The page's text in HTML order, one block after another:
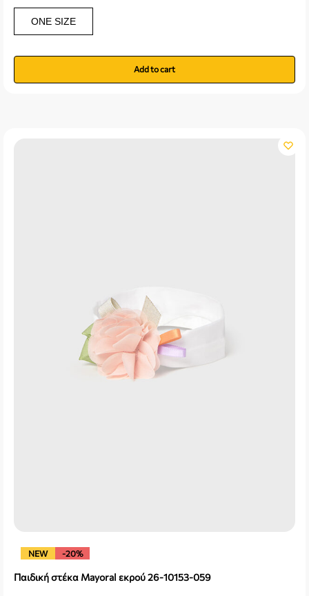
ONE SIZE
Add to cart
NEW -20%
Παιδική στέκα Mayoral εκρού 26-10153-059